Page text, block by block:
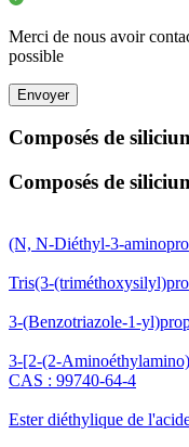
Merci de nous avoir
possible
Envoyer
Composés de
Composés de
(N, N-Diéthyl-3-
Tris(3-
3-(Benzotriazole-1-
3-[2-(2-
CAS : 99740-64-4
Ester diéthylique de